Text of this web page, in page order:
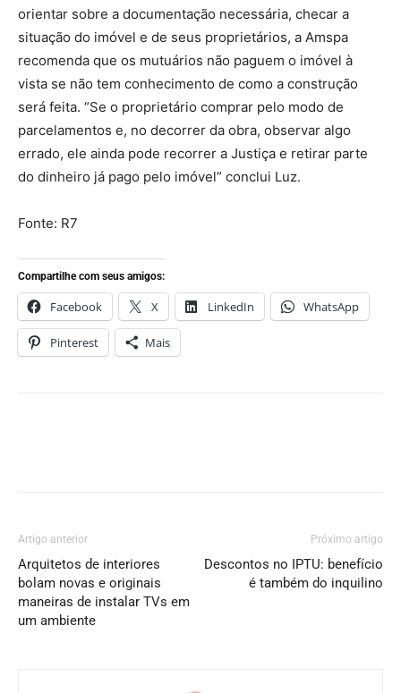
orientar sobre a documentação necessária, checar a
situação do imóvel e de seus proprietários, a Amspa
recomenda que os mutuários não paguem o imóvel à
vista se não tem conhecimento de como a construção
será feita. “Se o proprietário comprar pelo modo de
parcelamentos e, no decorrer da obra, observar algo
errado, ele ainda pode recorrer a Justiça e retirar parte
do dinheiro já pago pelo imóvel” conclui Luz.
Fonte: R7
Compartilhe com seus amigos:
Facebook X LinkedIn WhatsApp
Pinterest Mais
Artigo anterior
Arquitetos de interiores
bolam novas e originais
maneiras de instalar TVs em
um ambiente
Próximo artigo
Descontos no IPTU: benefício
é também do inquilino